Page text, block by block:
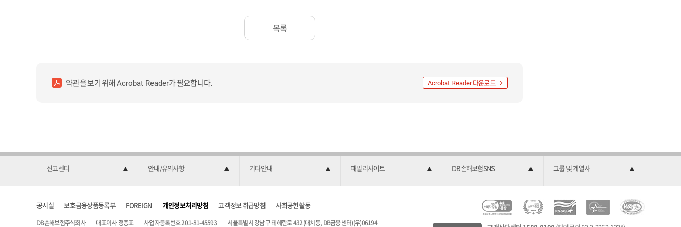
목록
약관을 보기 위해Acrobat Reader가 필요합니다. Acrobat Reader다운로드
신고센터 안내/유의사항 기타안내 패밀리사이트 DB손해보험SNS 그룹 및 계열사
공시실 보호금융상품등록부 FOREIGN 개인정보처리방침 고객정보 취급방침 사회공헌활동
C
C
소
비
2
0
한
국
과
학
DB손해보험주식회사 대표이사 정종표 사업자등록번호 201-81-45593 서울특별시 강남구 테헤란로 432(대치동, DB금융센터)(우)06194